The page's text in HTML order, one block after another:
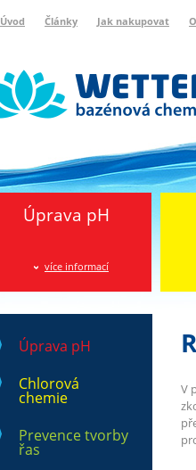
Úvod Články Jak nakupovat
Úprava pH
více informací
Úprava pH
Chlorová
chemie
Prevence tvorby
řas
V